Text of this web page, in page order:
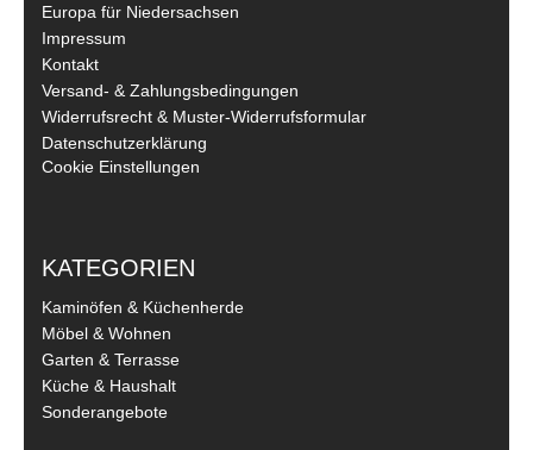
Europa für Niedersachsen
Impressum
Kontakt
Versand- & Zahlungsbedingungen
Widerrufsrecht & Muster-Widerrufsformular
Datenschutzerklärung
Cookie Einstellungen
KATEGORIEN
Kaminöfen & Küchenherde
Möbel & Wohnen
Garten & Terrasse
Küche & Haushalt
Sonderangebote